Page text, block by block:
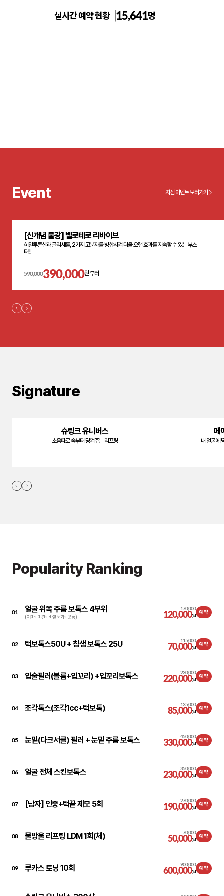
톡스앤필의원 원주점
실시간 예약 현황 15,641명
Event 지점 이벤트 보러가기
[신개념 물광] 벨로테로 리바이브
히알루론산과 글리세롤, 2가지 고분자를 병합시켜 더울 오랜 효과를 지속할 수 있는 부스
터!!
590,000390,000원 부터
Signature
슈링크 유니버스
초음파로 속부터 당겨주는 리프팅
페
내 얼굴에
Popularity Ranking
01 얼굴 위쪽 주름 보톡스 4부위
(이마+미간+바깥눈가+콧등)
170,000
120,000원
예약
02 턱보톡스50U + 침샘 보톡스 25U 115,000
70,000원
예약
03 입술필러(볼륨+입꼬리) +입꼬리보톡스 230,000
220,000원
예약
04 조각톡스(조각1cc+턱보톡) 135,000
85,000원
예약
05 눈밑(다크서클) 필러 + 눈밑 주름 보톡스 450,000
330,000원
예약
06 얼굴 전체 스킨보톡스 350,000
230,000원
예약
07 [남자] 인중+턱끝 제모 5회 270,000
190,000원
예약
08 물방울 리프팅 LDM 1회(체) 70,000
50,000원
예약
09 루카스 토닝 10회 900,000
600,000원
예약